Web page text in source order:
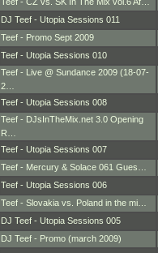
DJ Teef - Utopia Sessions 011
Teef - Promo Sept 2009
Teef - Utopia Sessions 010
Teef - Live @ Sundance 2009 (18-07-
2…
Teef - Utopia Sessions 008
Teef - DJsInTheMix.net 3.0 Opening
R…
Teef - Utopia Sessions 007
Teef - Mercury & Solace 061 Gues…
Teef - Utopia Sessions 006
Teef - Slovakia vs. Poland in the mi…
DJ Teef - Utopia Sessions 005
DJ Teef - Promo (march 2009)